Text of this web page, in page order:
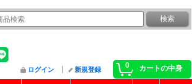
0 カートの中身
ログイン 新規登録